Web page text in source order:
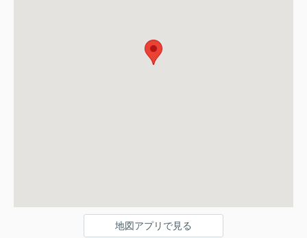
地図アプリで見る